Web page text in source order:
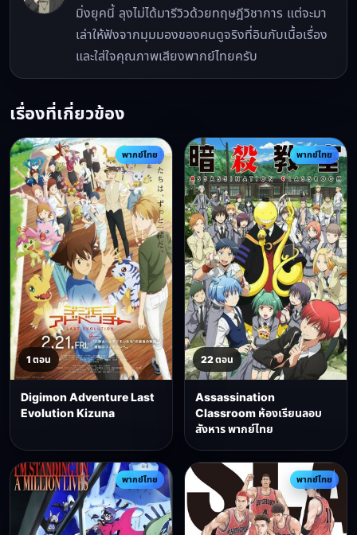
มิ่งยุคนี้ ลุงไม่ได้มารีวิวด้วยทฤษฎีวิชาการ แต่จะมา
เล่าให้ฟังจากมุมมองของคนดูจริงที่อินกับเนื้อเรื่อง
และใส่ใจคุณภาพเสียงพากย์ไทยครับ
เรื่องที่เกี่ยวข้อง
พากย์ไทย
1 ตอน
Digimon Adventure Last
Evolution Kizuna
พากย์ไทย
22 ตอน
Assassination
Classroom ห้องเรียนลอบ
สังหาร พากย์ไทย
พากย์ไทย พากย์ไทย